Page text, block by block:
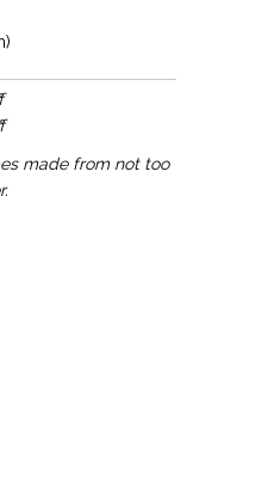
made from not too